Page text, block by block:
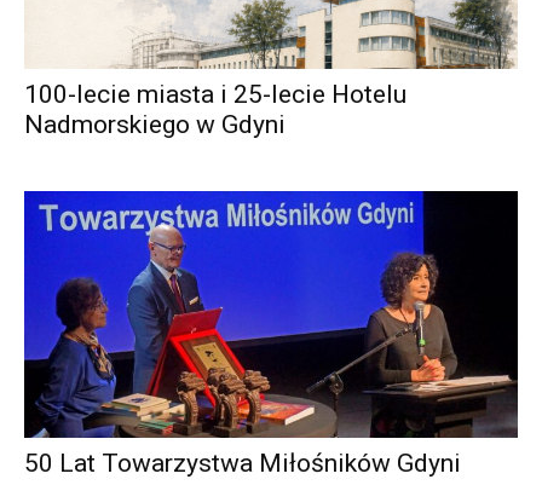
100-lecie miasta i 25-lecie Hotelu
Nadmorskiego w Gdyni
50 Lat Towarzystwa Miłośników Gdyni